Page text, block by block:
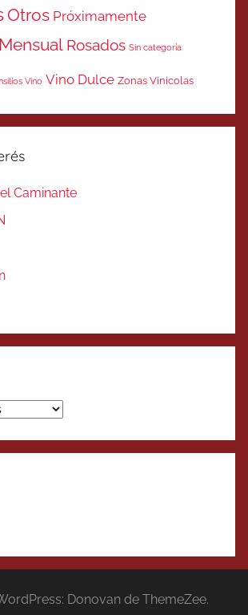
Otros Próximamente
Rosados Sin categoría
Vino Vino Dulce Zonas Vinicolas
Caminante
Donovan de ThemeZee.